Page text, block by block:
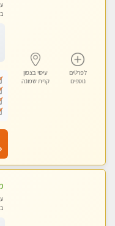
לפרטים
נוספים
עיסוי בצפון
קרית שמונה